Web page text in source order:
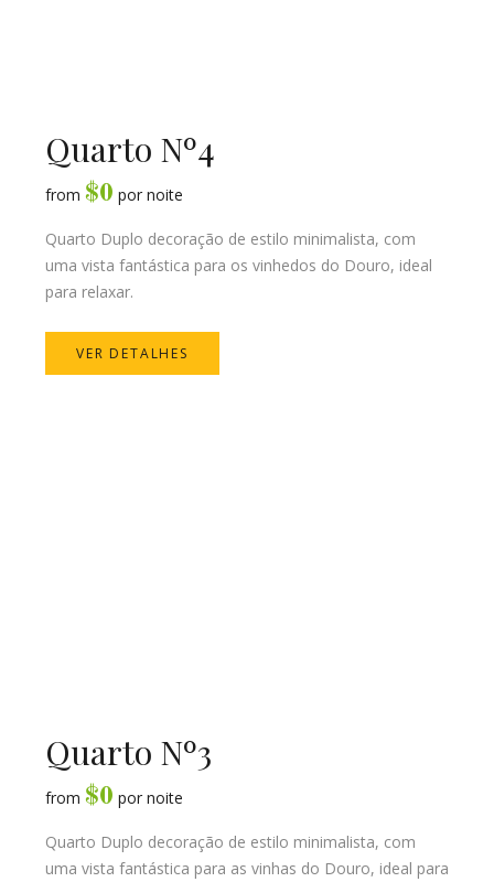
from $0 por noite
Quarto Nº4
Quarto Duplo decoração de estilo minimalista, com
uma vista fantástica para os vinhedos do Douro, ideal
para relaxar.
VER DETALHES
from $0 por noite
Quarto Nº3
Quarto Duplo decoração de estilo minimalista, com
uma vista fantástica para as vinhas do Douro, ideal para